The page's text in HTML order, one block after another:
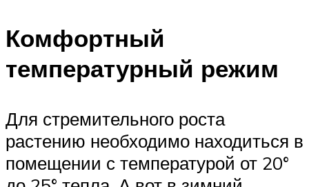
Комфортный
температурный режим
Для стремительного роста
растению необходимо находиться в
помещении с температурой от 20°